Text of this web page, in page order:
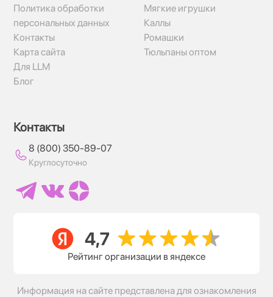
Политика обработки
персональных данных
Контакты
Карта сайта
Для LLM
Блог
Мягкие игрушки
Каллы
Ромашки
Тюльпаны оптом
Контакты
8 (800) 350-89-07
Круглосуточно
Рейтинг организации в яндексе
Информация на сайте представлена для ознакомления